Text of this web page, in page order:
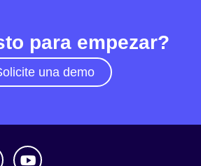
para empezar?
una demo